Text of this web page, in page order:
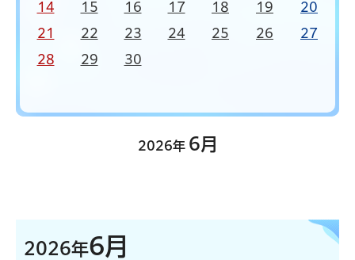
14 15 16 17 18 19 20
21 22 23 24 25 26 27
28 29 30
2026年 6月
2026年6月